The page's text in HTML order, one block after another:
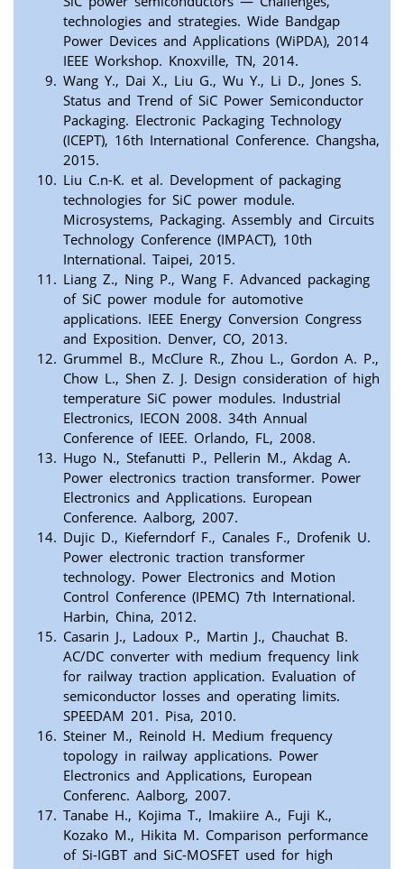
technologies and strategies. Wide Bandgap
Power Devices and Applications (WiPDA), 2014
IEEE Workshop. Knoxville, TN, 2014.
Wang Y., Dai X., Liu G., Wu Y., Li D., Jones S.
Status and Trend of SiC Power Semiconductor
Packaging. Electronic Packaging Technology
(ICEPT), 16th International Conference. Changsha,
2015.
Liu C.n-K. et al. Development of packaging
technologies for SiC power module.
Microsystems, Packaging. Assembly and Circuits
Technology Conference (IMPACT), 10th
International. Taipei, 2015.
Liang Z., Ning P., Wang F. Advanced packaging
of SiC power module for automotive
applications. IEEE Energy Conversion Congress
and Exposition. Denver, CO, 2013.
Grummel B., McClure R., Zhou L., Gordon A. P.,
Chow L., Shen Z. J. Design consideration of high
temperature SiC power modules. Industrial
Electronics, IECON 2008. 34th Annual
Conference of IEEE. Orlando, FL, 2008.
Hugo N., Stefanutti P., Pellerin M., Akdag A.
Power electronics traction transformer. Power
Electronics and Applications. European
Conference. Aalborg, 2007.
Dujic D., Kieferndorf F., Canales F., Drofenik U.
Power electronic traction transformer
technology. Power Electronics and Motion
Control Conference (IPEMC) 7th International.
Harbin, China, 2012.
Casarin J., Ladoux P., Martin J., Chauchat B.
AC/DC converter with medium frequency link
for railway traction application. Evaluation of
semiconductor losses and operating limits.
SPEEDAM 201. Pisa, 2010.
Steiner M., Reinold H. Medium frequency
topology in railway applications. Power
Electronics and Applications, European
Conferenc. Aalborg, 2007.
Tanabe H., Kojima T., Imakiire A., Fuji K.,
Kozako M., Hikita M. Comparison performance
of Si-IGBT and SiC-MOSFET used for high